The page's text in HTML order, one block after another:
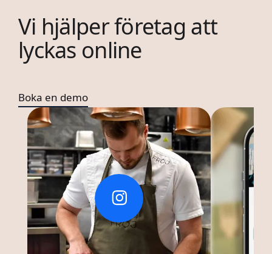
Vi hjälper företag att
lyckas online
Boka en demo